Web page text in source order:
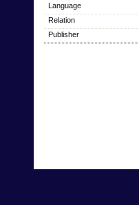
Language
Relation
Publisher